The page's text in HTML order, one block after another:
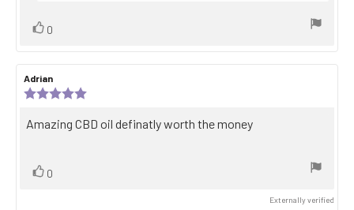
Vote
0
Review
author:
Adrian
date:
out
Review
Amazing CBD oil definatly worth the money
Vote
0
Externally verified